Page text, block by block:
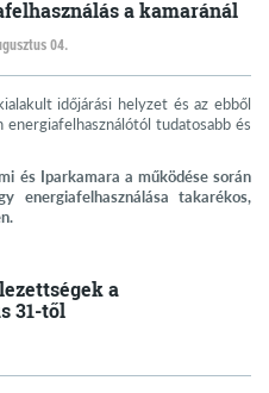
a kamaránál
04.
időjárási helyzet és az ebből
tudatosabb és
és Iparkamara a működése során
takarékos,
a
31-től